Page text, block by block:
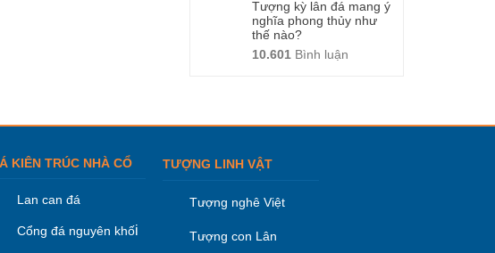
Tượng kỳ lân đá mang ý
nghĩa phong thủy như
thế nào?
10.601 Bình luận
KIÊN TRÚC NHÀ CỔ
Lan can đá
Cổng đá nguyên khối
TƯỢNG LINH VẬT
Tượng nghê Việt
Tượng con Lân